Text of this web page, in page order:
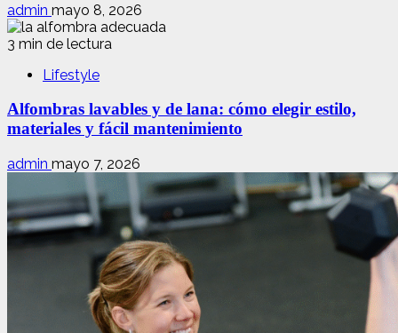
admin mayo 8, 2026
3 min de lectura
Lifestyle
Alfombras lavables y de lana: cómo elegir estilo,
materiales y fácil mantenimiento
admin mayo 7, 2026